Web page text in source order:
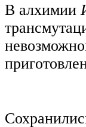
В алхимии